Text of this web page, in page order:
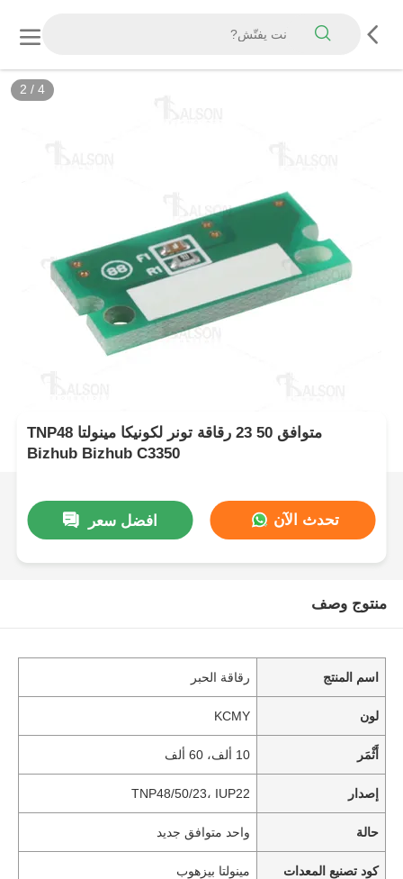
2 / 4
TNP48 متوافق 50 23 رقاقة تونر لكونيكا مينولتا
Bizhub Bizhub C3350
افضل سعر تحدث الآن
منتوج وصف
اسم المنتج رقاقة الحبر
لون KCMY
أَثْمَر 10 ألف، 60 ألف
إصدار TNP48/50/23، IUP22
حالة واحد متوافق جديد
كود تصنيع المعدات
مينولتا بيزهوب